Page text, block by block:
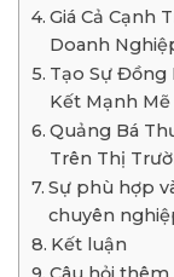
Giá Cả Cạnh
Doanh
Tạo Sự Đồng
Kết Mạnh Mẽ
Quảng Bá
Trên Thị
Sự phù hợp
chuyên
Kết luận